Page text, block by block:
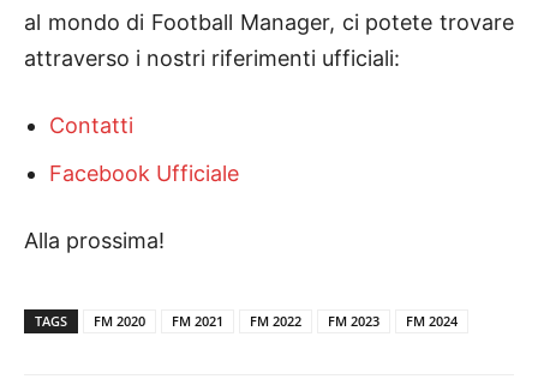
al mondo di Football Manager, ci potete trovare
attraverso i nostri riferimenti ufficiali:
Contatti
Facebook Ufficiale
Alla prossima!
TAGS FM 2020 FM 2021 FM 2022 FM 2023 FM 2024